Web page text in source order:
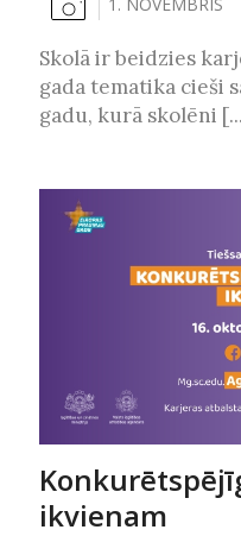
Skolā ir beidzies
gada tematika cieši
gadu, kurā skolēni
ikvienam